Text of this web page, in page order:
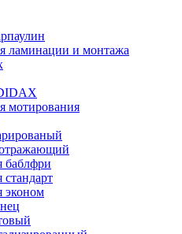
ламинации и монтажа
мотирования
баблфри
эконом